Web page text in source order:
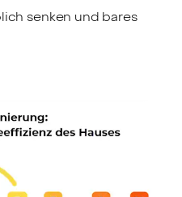
senken und bares